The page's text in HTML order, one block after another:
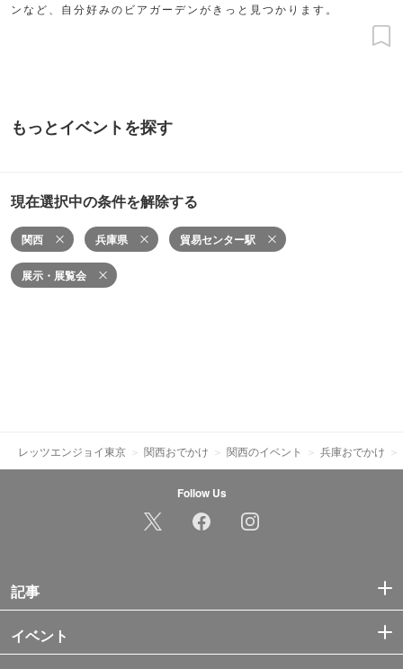
ンなど、自分好みのビアガーデンがきっと見つかります。
もっとイベントを探す
現在選択中の条件を解除する
関西 兵庫県 貿易センター駅
展示・展覧会
レッツエンジョイ東京 関西おでかけ 関西のイベント 兵庫おでかけ
Follow Us
記事
イベント